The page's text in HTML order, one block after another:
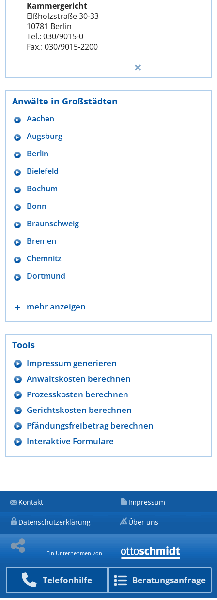
Telefon­hilfe Beratungs­anfrage
Kammergericht
Elßholzstraße 30-33
10781 Berlin
Tel.: 030/9015-0
Fax.: 030/9015-2200
Anwälte in Großstädten
Aachen
Augsburg
Berlin
Bielefeld
Bochum
Bonn
Braunschweig
Bremen
Chemnitz
Dortmund
mehr anzeigen
Tools
Impressum generieren
Anwaltskosten berechnen
Prozesskosten berechnen
Gerichtskosten berechnen
Pfändungsfreibetrag berechnen
Interaktive Formulare
Kontakt Impressum
Datenschutzerklärung Über uns
Ein Unternehmen von